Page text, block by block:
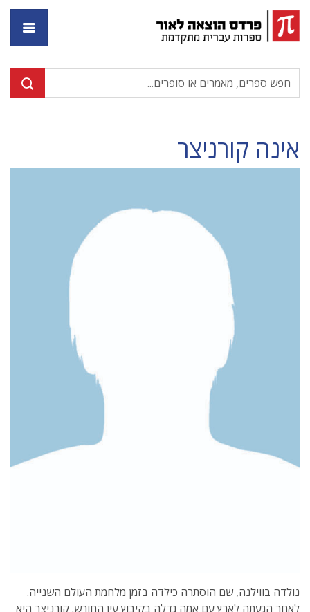
אינה קורניצר
נולדה בווילנה, שם הוסתרה כילדה בזמן מלחמת העולם השנייה.
לאחר הגעתה לארץ עם אמה גדלה בקיבוץ עין החורש. קורניצר היא